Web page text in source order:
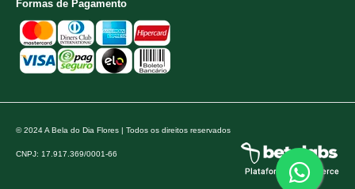
Formas de Pagamento
© 2024 A Bela do Dia Flores | Todos os direitos reservados
CNPJ: 17.917.369/0001-66